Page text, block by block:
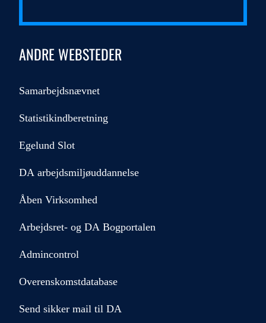
ANDRE WEBSTEDER
Samarbejdsnævnet
Statistikindberetning
Egelund Slot
DA arbejdsmiljøuddannelse
Åben Virksomhed
Arbejdsret- og DA Bogportalen
Admincontrol
Overenskomstdatabase
Send sikker mail til DA